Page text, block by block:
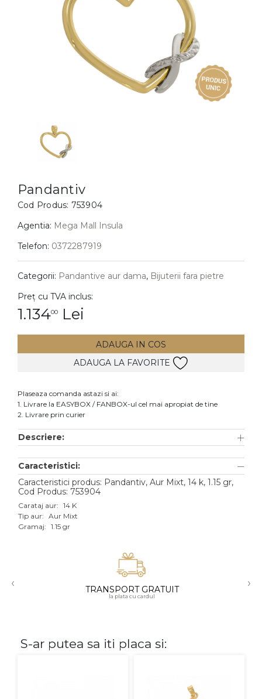
BIJUTERII COPII
Cercei
Bratari
Coliere
Lanturi
Pandantive
Inele
Cercei
Bratari
Lanturi
Pandantive
Accesorii
Aur galben
Aur alb
Aur roz
Pandantiv
Cod Produs: 753904
Agentia: Mega Mall Insula
Telefon: 0372287919
Categorii: Pandantive aur dama, Bijuterii fara pietre
Preț cu TVA inclus:
1.13400 Lei
ADAUGA IN COS
ADAUGA LA FAVORITE
Plaseaza comanda astazi si ai:
1. Livrare la EASYBOX / FANBOX-ul cel mai apropiat de tine
2. Livrare prin curier
Descriere:
Caracteristici:
Caracteristici produs: Pandantiv, Aur Mixt, 14 k, 1.15 gr,
Cod Produs: 753904
Carataj aur: 14 K
Tip aur: Aur Mixt
Gramaj: 1.15 gr
‹ TRANSPORT GRATUIT
la plata cu cardul
›
S-ar putea sa iti placa si: